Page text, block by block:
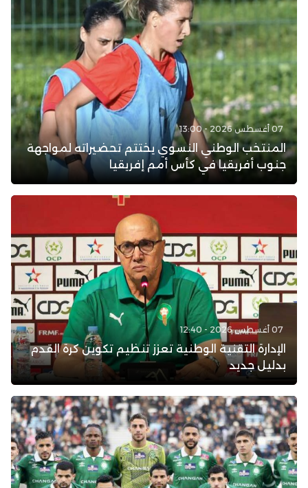
07 أغسطس 2026 - 13:00
المنتخب الوطني النسوي يختتم تحضيراته لمواجهة
جنوب أفريقيا في كأس أمم إفريقيا
07 أغسطس 2026 - 12:40
الإدارة التقنية الوطنية تعزز تنظيم تكوين كرة القدم
بدليل جديد